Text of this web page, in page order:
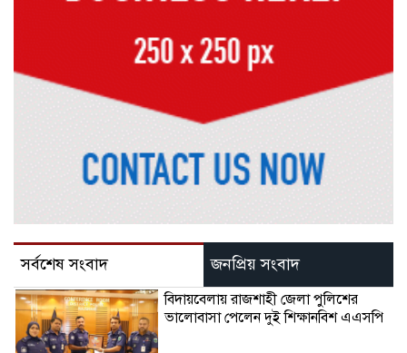
সর্বশেষ সংবাদ জনপ্রিয় সংবাদ
বিদায়বেলায় রাজশাহী জেলা পুলিশের
ভালোবাসা পেলেন দুই শিক্ষানবিশ এএসপি